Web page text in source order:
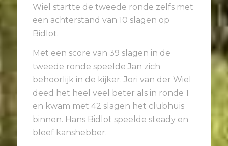
Wiel startte de tweede ronde zelfs met
een achterstand van 10 slagen op
Bidlot.
Met een score van 39 slagen in de
tweede ronde speelde Jan zich
behoorlijk in de kijker. Jori van der Wiel
deed het heel veel beter als in ronde 1
en kwam met 42 slagen het clubhuis
binnen. Hans Bidlot speelde steady en
bleef kanshebber.